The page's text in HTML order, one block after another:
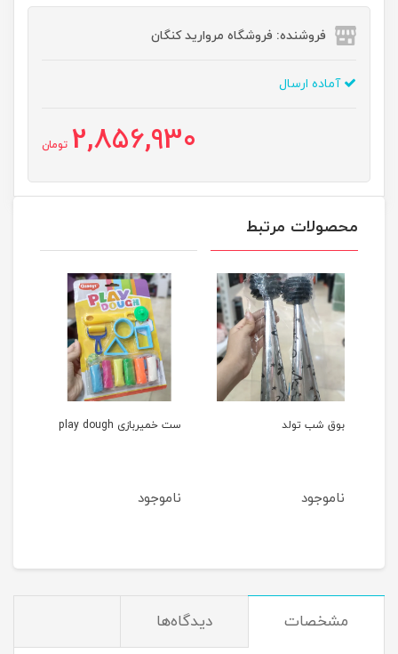
فروشنده: فروشگاه مروارید کنگان
آماده ارسال
2,856,930 تومان
محصولات مرتبط
بوق شب تولد
ناموجود
ست خمیربازی play dough
ناموجود
مشخصات دیدگاه‌ها